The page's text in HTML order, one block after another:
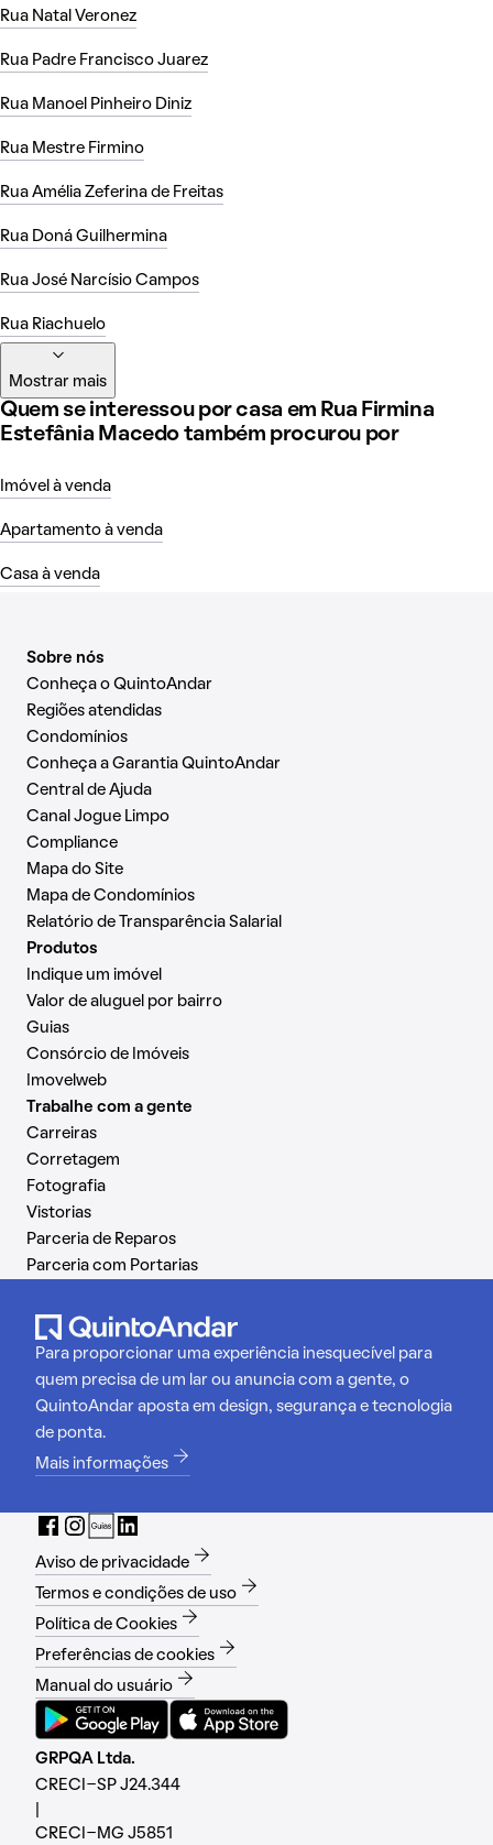
Rua Natal Veronez
Rua Padre Francisco Juarez
Rua Manoel Pinheiro Diniz
Rua Mestre Firmino
Rua Amélia Zeferina de Freitas
Rua Doná Guilhermina
Rua José Narcísio Campos
Rua Riachuelo
Mostrar mais
Quem se interessou por casa em Rua Firmina
Estefânia Macedo também procurou por
Imóvel à venda
Apartamento à venda
Casa à venda
Sobre nós
Conheça o QuintoAndar
Regiões atendidas
Condomínios
Conheça a Garantia QuintoAndar
Central de Ajuda
Canal Jogue Limpo
Compliance
Mapa do Site
Mapa de Condomínios
Relatório de Transparência Salarial
Produtos
Indique um imóvel
Valor de aluguel por bairro
Guias
Consórcio de Imóveis
Imovelweb
Trabalhe com a gente
Carreiras
Corretagem
Fotografia
Vistorias
Parceria de Reparos
Parceria com Portarias
Para proporcionar uma experiência inesquecível para
quem precisa de um lar ou anuncia com a gente, o
QuintoAndar aposta em design, segurança e tecnologia
de ponta.
Mais informações
Aviso de privacidade
Termos e condições de uso
Política de Cookies
Preferências de cookies
Manual do usuário
GRPQA Ltda.
CRECI-SP J24.344
CRECI-MG J5851